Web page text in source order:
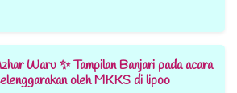
Waru ✨ Tampilan Banjari pada acara
oleh MKKS di lipoo